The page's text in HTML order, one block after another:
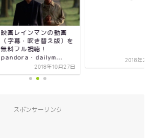
2018年2月24日 2017年11
スポンサーリンク